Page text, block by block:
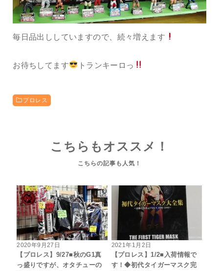
毎日品出ししていますので、続々増えます
お待ちしてます トランキーロっ
プロレス
こちらもオススメ！
2020年9月27日
【プロレス】9/27■秋のG1真
っ盛りですが、オタチューの
2021年1月2日
【プロレス】1/2■入荷情報で
す！◆初代タイガーマスク完